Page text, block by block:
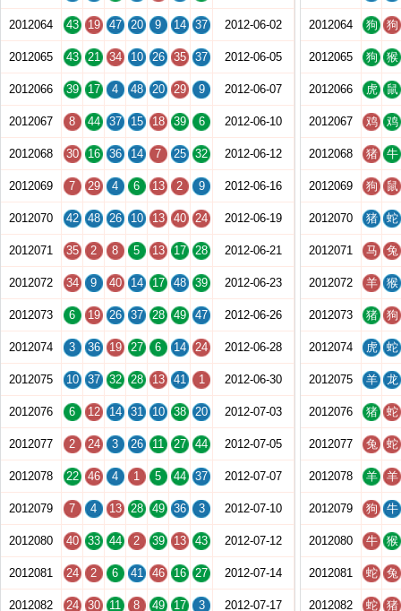
2012064 43 19 47 20 9 14 37 2012-06-02
2012065 43 21 34 10 26 35 37 2012-06-05
2012066 39 17 4 48 20 29 9 2012-06-07
2012067 8 44 37 15 18 39 6 2012-06-10
2012068 30 16 36 14 7 25 32 2012-06-12
2012069 7 29 4 6 13 2 9 2012-06-16
2012070 42 48 26 10 13 40 24 2012-06-19
2012071 35 2 8 5 13 17 28 2012-06-21
2012072 34 9 40 14 17 48 39 2012-06-23
2012073 6 19 26 37 28 49 47 2012-06-26
2012074 3 36 19 27 6 14 24 2012-06-28
2012075 10 37 32 28 13 41 1 2012-06-30
2012076 6 12 14 31 10 38 20 2012-07-03
2012077 2 24 3 26 11 27 44 2012-07-05
2012078 22 46 4 1 5 44 37 2012-07-07
2012079 7 4 13 28 49 36 3 2012-07-10
2012080 40 33 44 2 39 13 43 2012-07-12
2012081 24 2 6 41 46 16 27 2012-07-14
2012082 24 30 11 8 49 17 3 2012-07-17
2012064 狗 狗
2012065 狗 猴
2012066 虎 鼠
2012067 鸡 鸡
2012068 猪 牛
2012069 狗 鼠
2012070 猪 蛇
2012071 马 兔
2012072 羊 猴
2012073 猪 狗
2012074 虎 蛇
2012075 羊 龙
2012076 猪 蛇
2012077 兔 蛇
2012078 羊 羊
2012079 狗 牛
2012080 牛 猴
2012081 蛇 兔
2012082 蛇 猪